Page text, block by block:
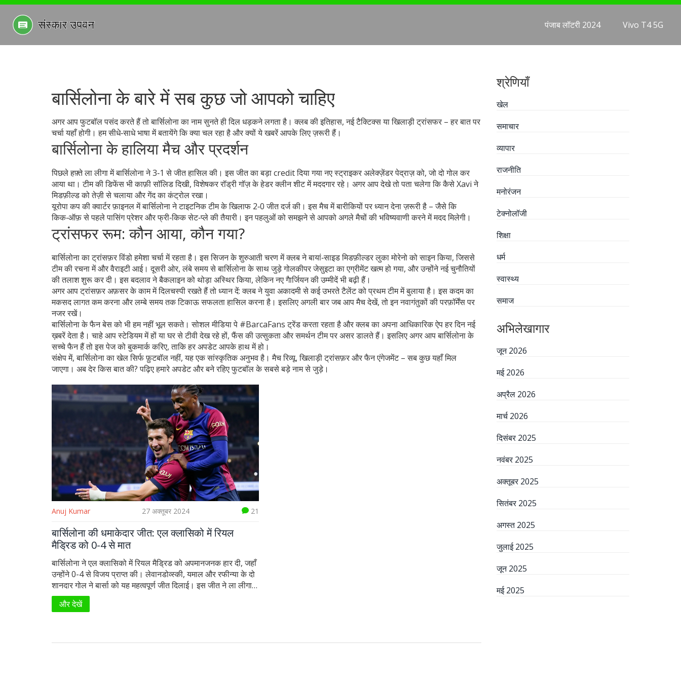
पंजाब लॉटरी 2024 Vivo T4 5G
बार्सिलोना के बारे में सब कुछ जो आपको चाहिए
अगर आप फुटबॉल पसंद करते हैं तो बार्सिलोना का नाम सुनते ही दिल धड़कने लगता है। क्लब की इतिहास, नई टैक्टिक्स या खिलाड़ी ट्रांसफर – हर बात पर
चर्चा यहाँ होगी। हम सीधे‑साधे भाषा में बतायेंगे कि क्या चल रहा है और क्यों ये खबरें आपके लिए ज़रूरी हैं।
बार्सिलोना के हालिया मैच और प्रदर्शन
पिछले हफ़्ते ला लीगा में बार्सिलोना ने 3‑1 से जीत हासिल की। इस जीत का बड़ा credit दिया गया नए स्ट्राइकर अलेक्ज़ेंडर पेद्राज़ को, जो दो गोल कर
आया था। टीम की डिफेंस भी काफ़ी सॉलिड दिखी, विशेषकर रॉड्री गॉज़ के हेडर क्लीन शीट में मददगार रहे। अगर आप देखे तो पता चलेगा कि कैसे Xavi ने
मिडफ़ील्ड को तेज़ी से चलाया और गेंद का कंट्रोल रखा।
यूरोपा कप की क्वार्टर फ़ाइनल में बार्सिलोना ने टाइटनिक टीम के खिलाफ 2‑0 जीत दर्ज की। इस मैच में बारीकियों पर ध्यान देना ज़रूरी है – जैसे कि
किक‑ऑफ़ से पहले पासिंग प्रेशर और फ्री‑किक सेट‑प्ले की तैयारी। इन पहलुओं को समझने से आपको अगले मैचों की भविष्यवाणी करने में मदद मिलेगी।
ट्रांसफर रूम: कौन आया, कौन गया?
बार्सिलोना का ट्रांसफ़र विंडो हमेशा चर्चा में रहता है। इस सिजन के शुरुआती चरण में क्लब ने बायां‑साइड मिडफ़ील्डर लुका मोरेनो को साइन किया, जिससे
टीम की रचना में और वैराइटी आई। दूसरी ओर, लंबे समय से बार्सिलोना के साथ जुड़े गोलकीपर जेसुइटा का एग्रीमेंट खत्म हो गया, और उन्होंने नई चुनौतियों
की तलाश शुरू कर दी। इस बदलाव ने बैकलाइन को थोड़ा अस्थिर किया, लेकिन नए गैार्जियन की उम्मीदें भी बढ़ी हैं।
अगर आप ट्रांसफ़र अफ़सर के काम में दिलचस्पी रखते हैं तो ध्यान दें: क्लब ने युवा अकादमी से कई उभरते टैलेंट को प्रथम टीम में बुलाया है। इस कदम का
मकसद लागत कम करना और लम्बे समय तक टिकाऊ सफलता हासिल करना है। इसलिए अगली बार जब आप मैच देखें, तो इन नवागंतुकों की परफ़ॉर्मेंस पर
नजर रखें।
बार्सिलोना के फैन बेस को भी हम नहीं भूल सकते। सोशल मीडिया पे #BarcaFans ट्रेंड करता रहता है और क्लब का अपना आधिकारिक ऐप हर दिन नई
ख़बरें देता है। चाहे आप स्टेडियम में हों या घर से टीवी देख रहे हों, फैंस की उत्सुकता और समर्थन टीम पर असर डालते हैं। इसलिए अगर आप बार्सिलोना के
सच्चे फैन हैं तो इस पेज को बुकमार्क करिए, ताकि हर अपडेट आपके हाथ में हो।
संक्षेप में, बार्सिलोना का खेल सिर्फ फ़ुटबॉल नहीं, यह एक सांस्कृतिक अनुभव है। मैच रिव्यू, खिलाड़ी ट्रांसफ़र और फैन एंगेजमेंट – सब कुछ यहाँ मिल
जाएगा। अब देर किस बात की? पढ़िए हमारे अपडेट और बने रहिए फुटबॉल के सबसे बड़े नाम से जुड़े।
Anuj Kumar 27 अक्तूबर 2024 21
बार्सिलोना की धमाकेदार जीत: एल क्लासिको में रियल
मैड्रिड को 0-4 से मात
बार्सिलोना ने एल क्लासिको में रियल मैड्रिड को अपमानजनक हार दी, जहाँ
उन्होंने 0-4 से विजय प्राप्त की। लेवानडोव्स्की, यमाल और रफीन्या के दो
शानदार गोल ने बार्सा को यह महत्वपूर्ण जीत दिलाई। इस जीत ने ला लीगा में
बार्सिलोना की स्थिति को और मजबूत कर दिया है।
और देखें
श्रेणियाँ
खेल
समाचार
व्यापार
राजनीति
मनोरंजन
टेक्नोलॉजी
शिक्षा
धर्म
स्वास्थ्य
समाज
अभिलेखागार
जून 2026
मई 2026
अप्रैल 2026
मार्च 2026
दिसंबर 2025
नवंबर 2025
अक्तूबर 2025
सितंबर 2025
अगस्त 2025
जुलाई 2025
जून 2025
मई 2025